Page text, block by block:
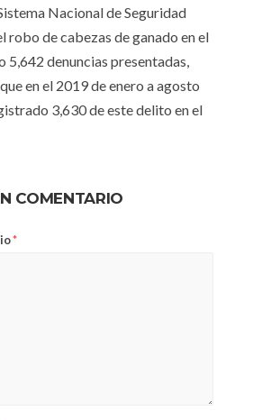
Nacional de Seguridad
robo de cabezas de ganado en el
5,642 denuncias presentadas,
en el 2019 de enero a agosto
3,630 de este delito en el
COMENTARIO
*